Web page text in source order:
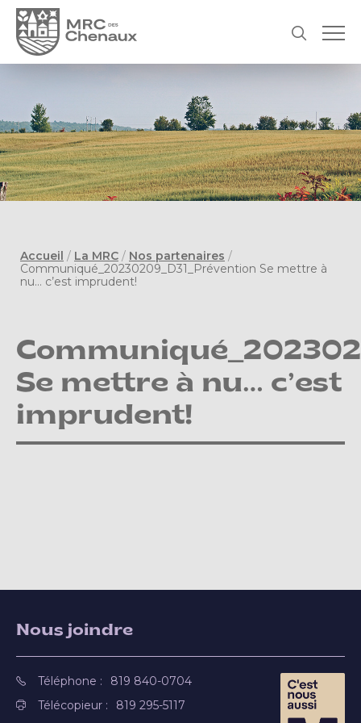
Accueil / La MRC / Nos partenaires /
Communiqué_20230209_D31_Prévention Se mettre à
nu… c’est imprudent!
Se mettre à nu… c’est
imprudent!
Nous joindre
Téléphone :
819 840-0704
Télécopieur :
819 295-5117